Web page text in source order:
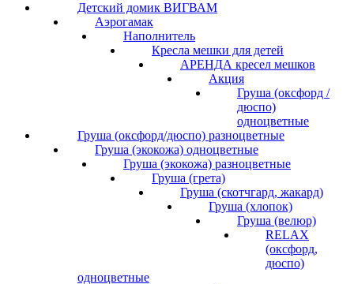
Детский домик ВИГВАМ
Аэрогамак
Наполнитель
Кресла мешки для детей
АРЕНДА кресел мешков
Акция
Груша (оксфорд /
дюспо)
одноцветные
Груша (оксфорд/дюспо) разноцветные
Груша (экокожа) одноцветные
Груша (экокожа) разноцветные
Груша (грета)
Груша (скотчгард, жакард)
Груша (хлопок)
Груша (велюр)
RELAX
(оксфорд,
дюспо)
одноцветные